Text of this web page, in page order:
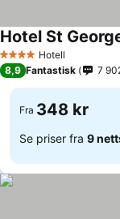
4 StjernerHotell
Hotel St
8,9 Fantastisk 7
Fra 348 kr
Se priser fra 9